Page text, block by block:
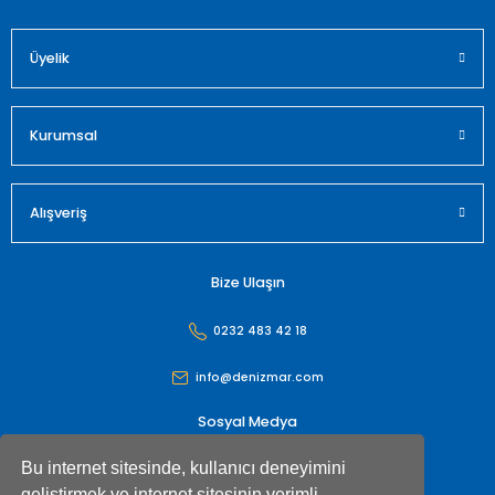
Bu internet sitesinde, kullanıcı deneyimini
Üyelik
Kurumsal
Alışveriş
Bize Ulaşın
0232 483 42 18
info@denizmar.com
Sosyal Medya